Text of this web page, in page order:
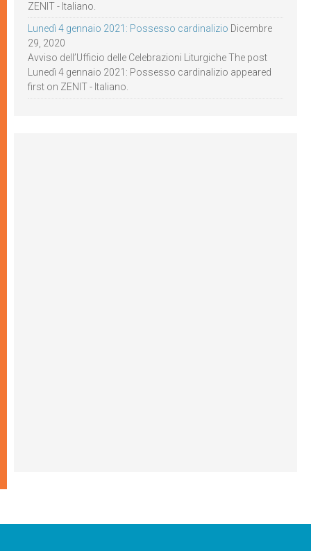
ZENIT - Italiano.
Lunedì 4 gennaio 2021: Possesso cardinalizio Dicembre
29, 2020
Avviso dell’Ufficio delle Celebrazioni Liturgiche The post
Lunedì 4 gennaio 2021: Possesso cardinalizio appeared
first on ZENIT - Italiano.